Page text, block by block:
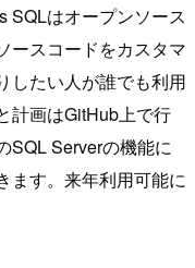
SQLはオープンソース
ースコードをカスタマ
したい人が誰でも利用
計画はGitHub上で行
SQL Serverの機能に
ます。来年利用可能に